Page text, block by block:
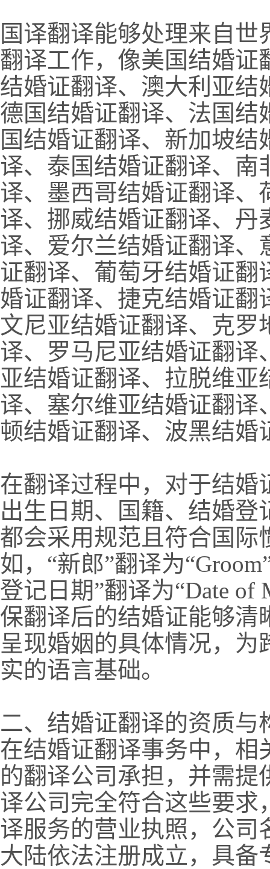
国译翻译能够处理来自
翻译工作，像美国结婚证
结婚证翻译、澳大利亚结
德国结婚证翻译、法国结
国结婚证翻译、新加坡
译、泰国结婚证翻译、南
译、墨西哥结婚证翻译、
译、挪威结婚证翻译、丹
译、爱尔兰结婚证翻译、
证翻译、葡萄牙结婚证
婚证翻译、捷克结婚证
文尼亚结婚证翻译、克
译、罗马尼亚结婚证翻译
亚结婚证翻译、拉脱维
译、塞尔维亚结婚证翻译
顿结婚证翻译、波黑结婚
在翻译过程中，对于结婚
出生日期、国籍、结婚
都会采用规范且符合国际
如，“新郎”翻译为
登记日期”翻译为“Date of
保翻译后的结婚证能够清
呈现婚姻的具体情况，
实的语言基础。
二、结婚证翻译的资质
在结婚证翻译事务中，相
的翻译公司承担，并需
译公司完全符合这些要求
译服务的营业执照，公司
大陆依法注册成立，具备